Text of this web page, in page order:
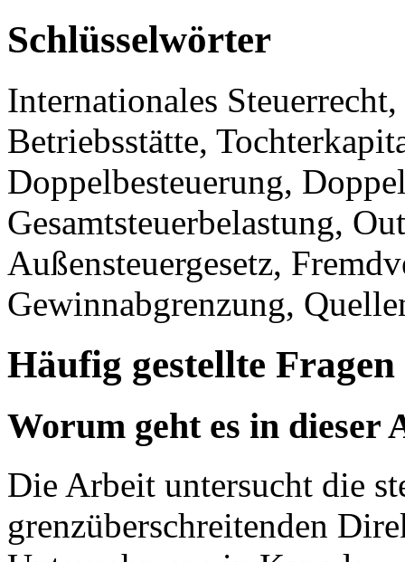
Schlüsselwörter
Internationales
Betriebsstätte,
Doppelbesteuerung,
Gesamtsteuerbelastung,
Außensteuergesetz,
Gewinnabgrenzung,
Häufig gestellte Fragen
Worum geht es in dieser
Die Arbeit untersucht die
grenzüberschreitenden